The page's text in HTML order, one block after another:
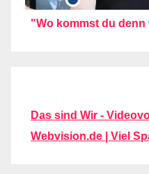
"Wo kommst du
Das sind Wir -
Webvision.de | Viel